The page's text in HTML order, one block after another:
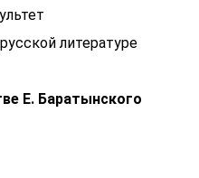
литературе
Е. Баратынского